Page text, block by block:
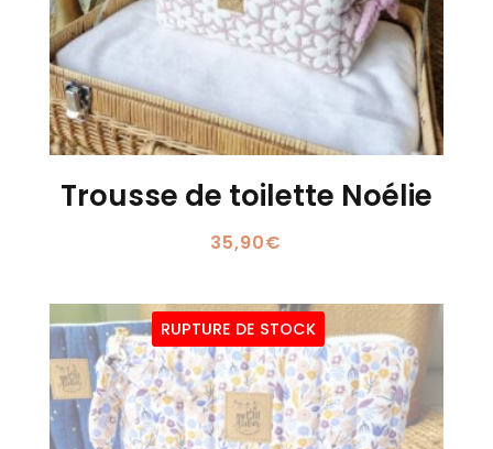
Trousse de toilette Noélie
35,90€
RUPTURE DE STOCK